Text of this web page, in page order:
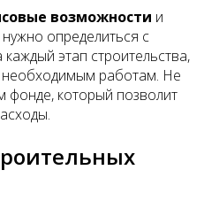
возможности и
определиться с
этап строительства,
необходимым работам. Не
фонде, который позволит